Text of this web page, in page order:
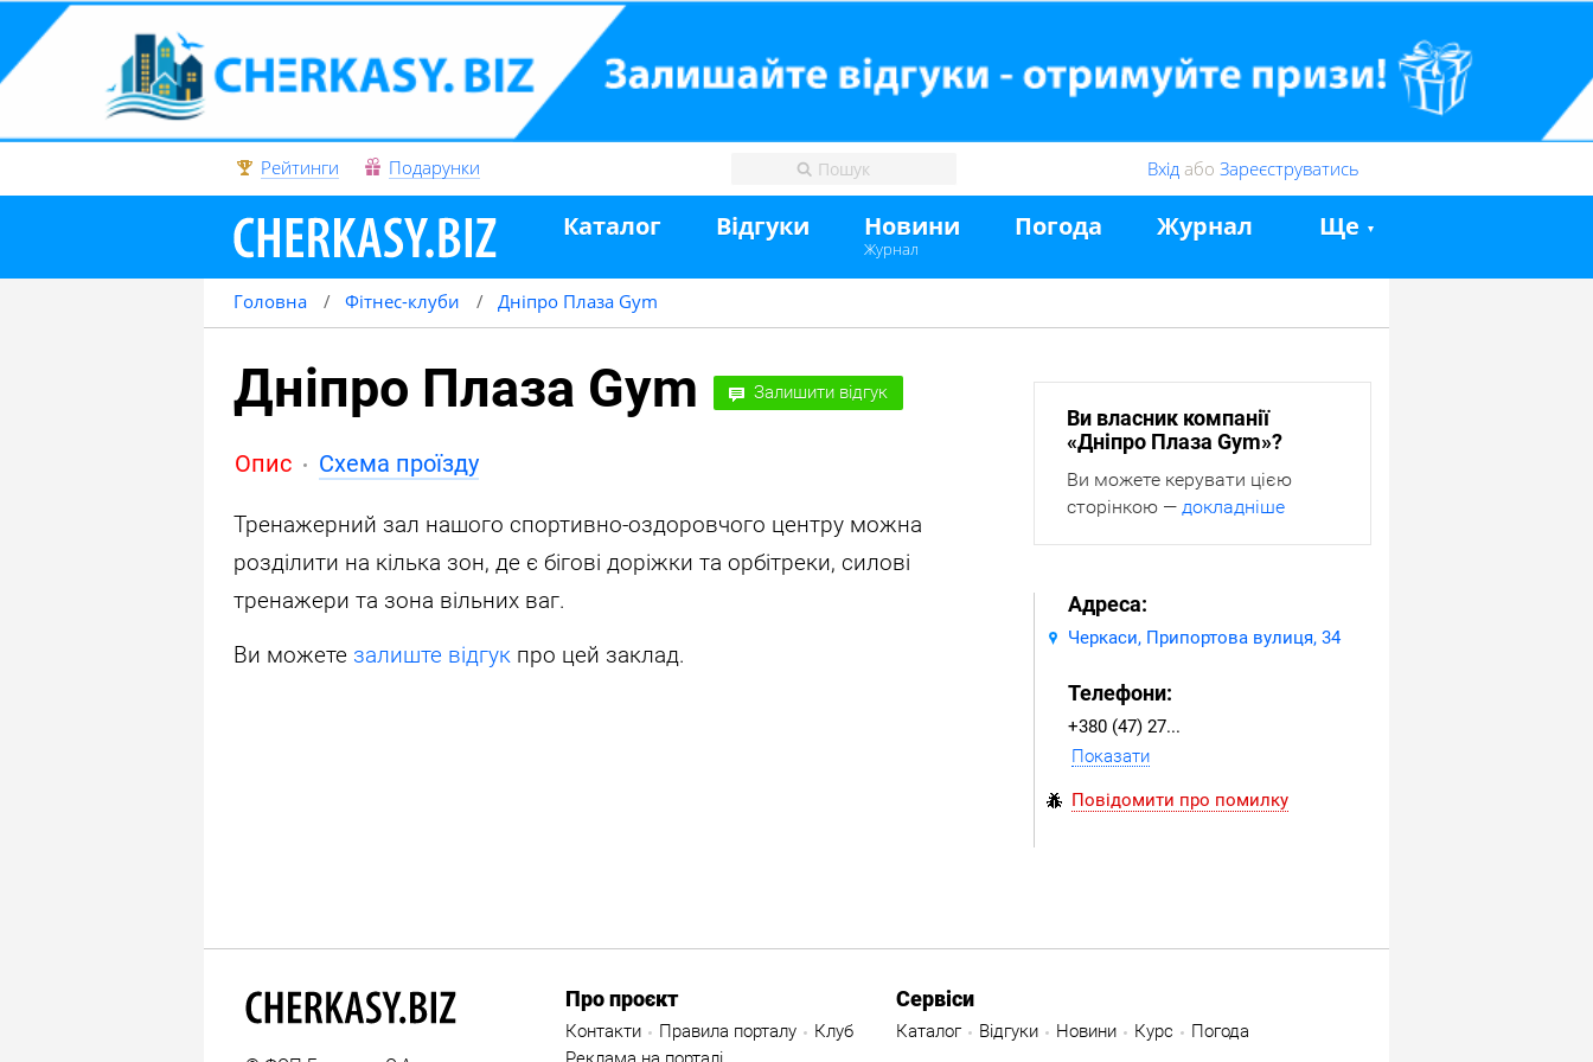
Рейтинги Подарунки Вхід або Зареєструватись
Каталог Відгуки Новини
Журнал
Погода Журнал Ще
Головна Фітнес-клуби Дніпро Плаза Gym
Дніпро Плаза Gym Залишити відгук
Опис Схема проїзду
Тренажерний зал нашого спортивно-оздоровчого центру можна
розділити на кілька зон, де є бігові доріжки та орбітреки, силові
тренажери та зона вільних ваг.
Ви можете залиште відгук про цей заклад.
Ви власник компанії
«Дніпро Плаза Gym»?
Ви можете керувати цією
сторінкою — докладніше
Адреса:
Черкаси, Припортова вулиця, 34
Телефони:
+380 (47) 272-09-99
Показати
Повідомити про помилку
Про проєкт
Контакти Правила порталу
Клуб
Сервіси
Каталог Відгуки Новини Курс Погода